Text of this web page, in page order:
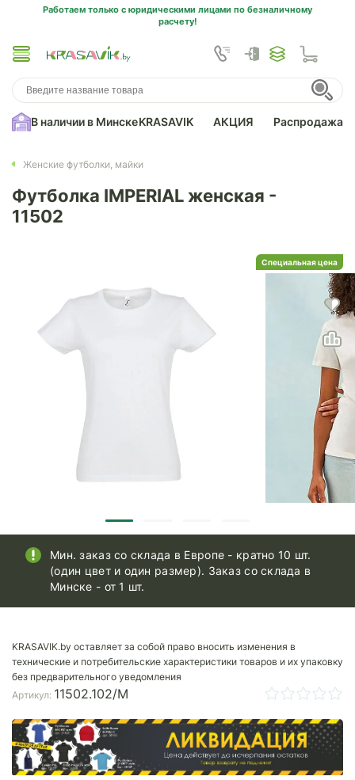
Работаем только с юридическими лицами по безналичному
расчету!
В наличии в МинскеKRASAVIK АКЦИЯ Распродажа
Женские футболки, майки
Футболка IMPERIAL женская -
11502
Специальная цена
Мин. заказ со склада в Европе - кратно 10 шт.
(один цвет и один размер). Заказ со склада в
Минске - от 1 шт.
KRASAVIK.by оставляет за собой право вносить изменения в
технические и потребительские характеристики товаров и их упаковку
без предварительного уведомления
Артикул: 11502.102/M